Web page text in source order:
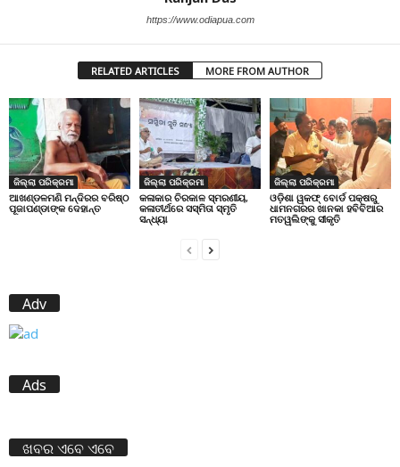
https://www.odiapua.com
RELATED ARTICLES MORE FROM AUTHOR
ଜିଲ୍ଲା ପରିକ୍ରମା
ଆଖଣ୍ଡଳମଣି ମନ୍ଦିରର ବରିଷ୍ଠ
ପୂଜାପଣ୍ଡାଙ୍କ ଦେହାନ୍ତ
ଜିଲ୍ଲା ପରିକ୍ରମା
କଳାକାର ଚିରକାଳ ସ୍ମରଣୀୟ,
କଳାତୀର୍ଥରେ ସସ୍ମିତା ସ୍ମୃତି
ସନ୍ଧ୍ୟା
ଜିଲ୍ଲା ପରିକ୍ରମା
ଓଡ଼ିଶା ୱକଫ୍ ବୋର୍ଡ ପକ୍ଷରୁ
ଧାମନଗରର ଖାନକା ହବିବିଆର
ମତୱଲିଙ୍କୁ ସୀକୃତି
Adv
Ads
ଖବର ଏବେ ଏବେ